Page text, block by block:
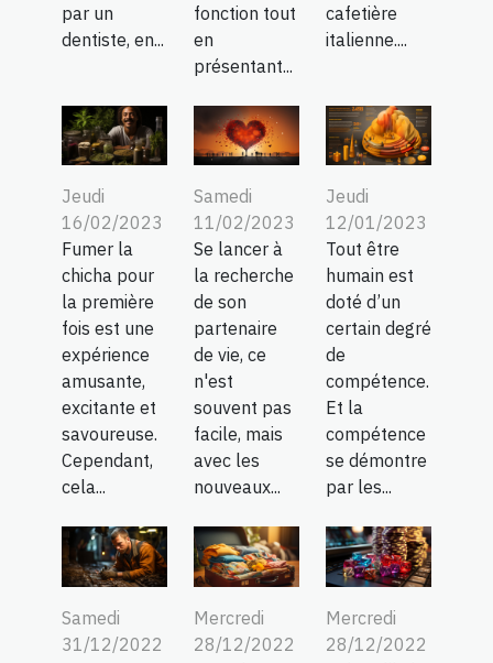
par un
dentiste, en...
fonction tout
en
présentant...
cafetière
italienne....
Jeudi
16/02/2023
Fumer la
chicha pour
la première
fois est une
expérience
amusante,
excitante et
savoureuse.
Cependant,
cela...
Samedi
11/02/2023
Se lancer à
la recherche
de son
partenaire
de vie, ce
n'est
souvent pas
facile, mais
avec les
nouveaux...
Jeudi
12/01/2023
Tout être
humain est
doté d’un
certain degré
de
compétence.
Et la
compétence
se démontre
par les...
Samedi
31/12/2022
Mercredi
28/12/2022
Mercredi
28/12/2022